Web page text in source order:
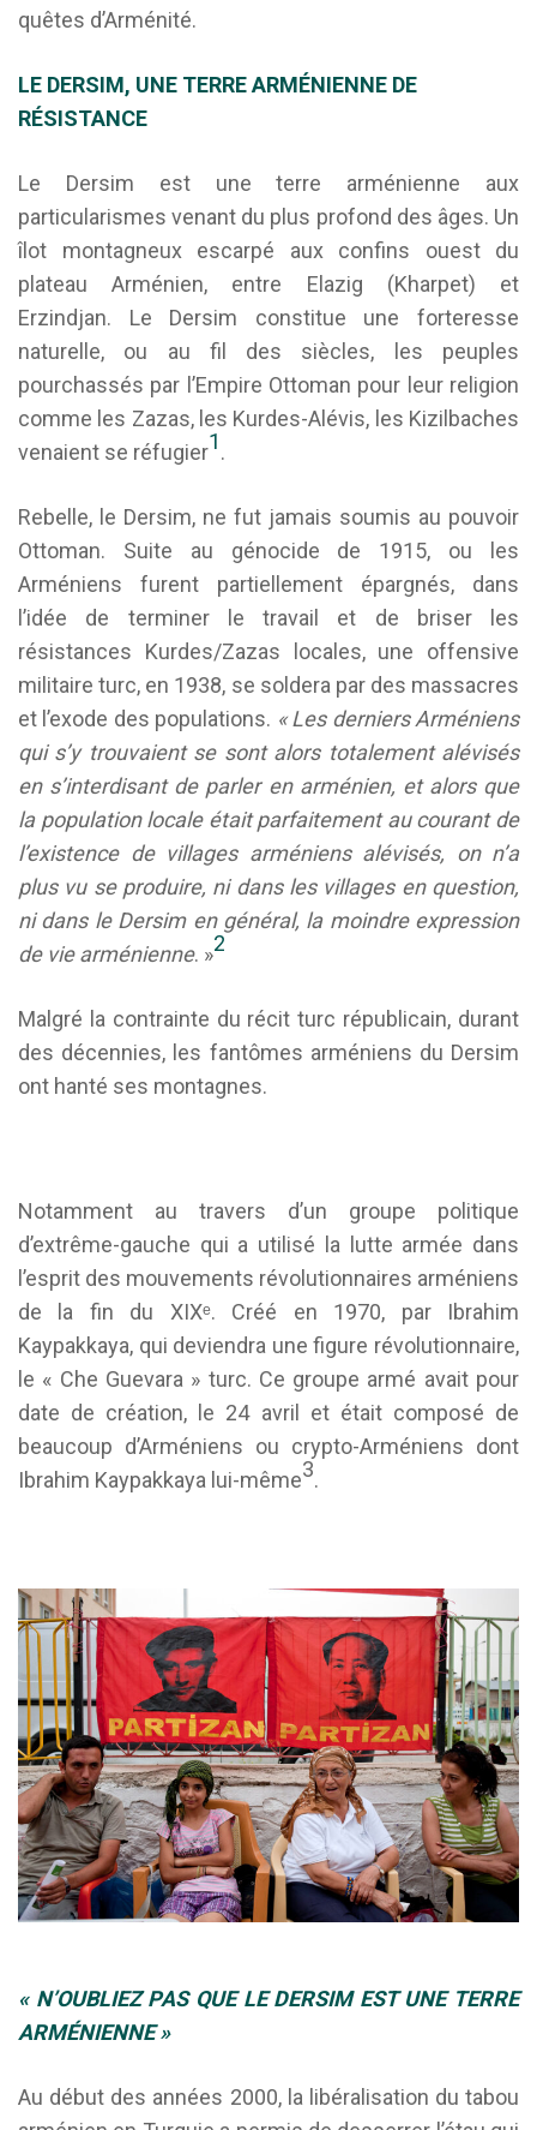
quêtes d’Arménité.
LE DERSIM, UNE TERRE ARMÉNIENNE DE
RÉSISTANCE
Le Dersim est une terre arménienne aux
particularismes venant du plus profond des âges. Un
îlot montagneux escarpé aux confins ouest du
plateau Arménien, entre Elazig (Kharpet) et
Erzindjan. Le Dersim constitue une forteresse
naturelle, ou au fil des siècles, les peuples
pourchassés par l’Empire Ottoman pour leur religion
comme les Zazas, les Kurdes-Alévis, les Kizilbaches
venaient se réfugier1.
Rebelle, le Dersim, ne fut jamais soumis au pouvoir
Ottoman. Suite au génocide de 1915, ou les
Arméniens furent partiellement épargnés, dans
l’idée de terminer le travail et de briser les
résistances Kurdes/Zazas locales, une offensive
militaire turc, en 1938, se soldera par des massacres
et l’exode des populations. « Les derniers Arméniens
qui s’y trouvaient se sont alors totalement alévisés
en s’interdisant de parler en arménien, et alors que
la population locale était parfaitement au courant de
l’existence de villages arméniens alévisés, on n’a
plus vu se produire, ni dans les villages en question,
ni dans le Dersim en général, la moindre expression
de vie arménienne. »2
Malgré la contrainte du récit turc républicain, durant
des décennies, les fantômes arméniens du Dersim
ont hanté ses montagnes.
Notamment au travers d’un groupe politique
d’extrême-gauche qui a utilisé la lutte armée dans
l’esprit des mouvements révolutionnaires arméniens
de la fin du XIXᵉ. Créé en 1970, par Ibrahim
Kaypakkaya, qui deviendra une figure révolutionnaire,
le « Che Guevara » turc. Ce groupe armé avait pour
date de création, le 24 avril et était composé de
beaucoup d’Arméniens ou crypto-Arméniens dont
Ibrahim Kaypakkaya lui-même3.
« N’OUBLIEZ PAS QUE LE DERSIM EST UNE TERRE
ARMÉNIENNE »
Au début des années 2000, la libéralisation du tabou